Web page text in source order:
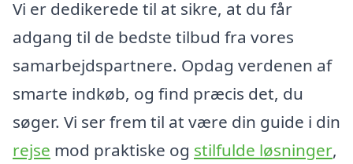
Vi er dedikerede til at sikre, at du får
adgang til de bedste tilbud fra vores
samarbejdspartnere. Opdag verdenen af
smarte indkøb, og find præcis det, du
søger. Vi ser frem til at være din guide i din
rejse mod praktiske og stilfulde løsninger,